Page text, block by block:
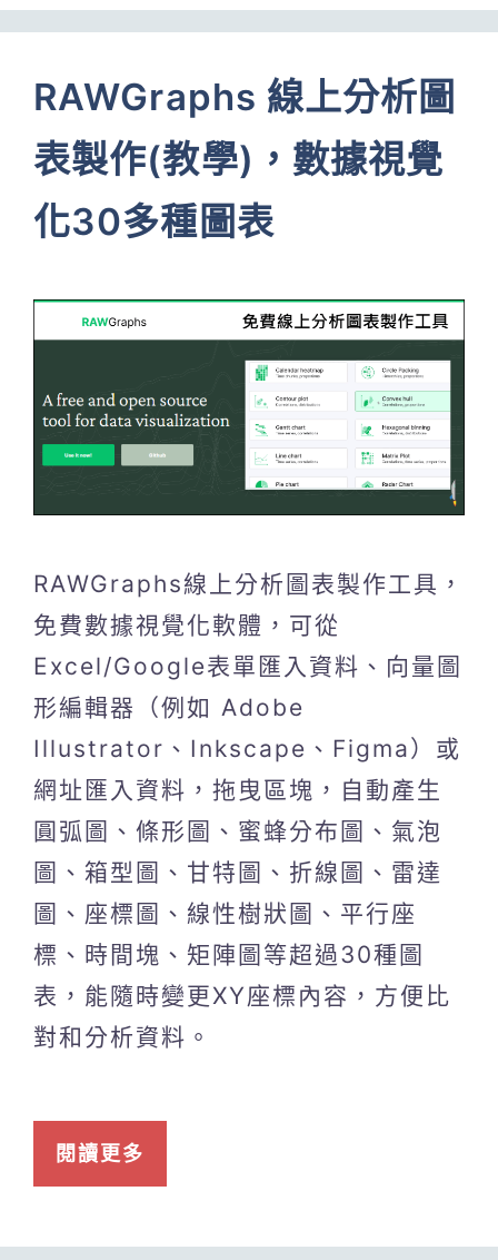
RAWGraphs 線上分析圖
表製作(教學)，數據視覺
化30多種圖表
RAWGraphs線上分析圖表製作工具，
免費數據視覺化軟體，可從
Excel/Google表單匯入資料、向量圖
形編輯器（例如 Adob​​e
Illustrator、Inkscape、Figma）或
網址匯入資料，拖曳區塊，自動產生
圓弧圖、條形圖、蜜蜂分布圖、氣泡
圖、箱型圖、甘特圖、折線圖、雷達
圖、座標圖、線性樹狀圖、平行座
標、時間塊、矩陣圖等超過30種圖
表，能隨時變更XY座標內容，方便比
對和分析資料。
閱讀更多